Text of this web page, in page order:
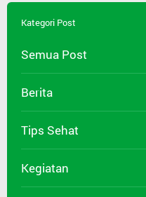
Kategori Post
Semua Post
Berita
Tips Sehat
Kegiatan